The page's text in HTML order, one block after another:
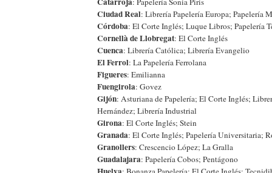
Ciudad Real: Librería Papelería Europa; Papelería
Córdoba: El Corte Inglés; Luque Libros; Papelería
Cornellà de Llobregat: El Corte Inglés
Cuenca: Librería Católica; Librería Evangelio
El Ferrol: La Papelería Ferrolana
Figueres: Emilianna
Fuengirola: Govez
Gijón: Asturiana de Papelería; El Corte Inglés;
Hernández; Librería Industrial
Girona: El Corte Inglés; Stein
Granada: El Corte Inglés; Papelería Universitaria;
Granollers: Crescencio López; La Gralla
Guadalajara: Papelería Cobos; Pentágono